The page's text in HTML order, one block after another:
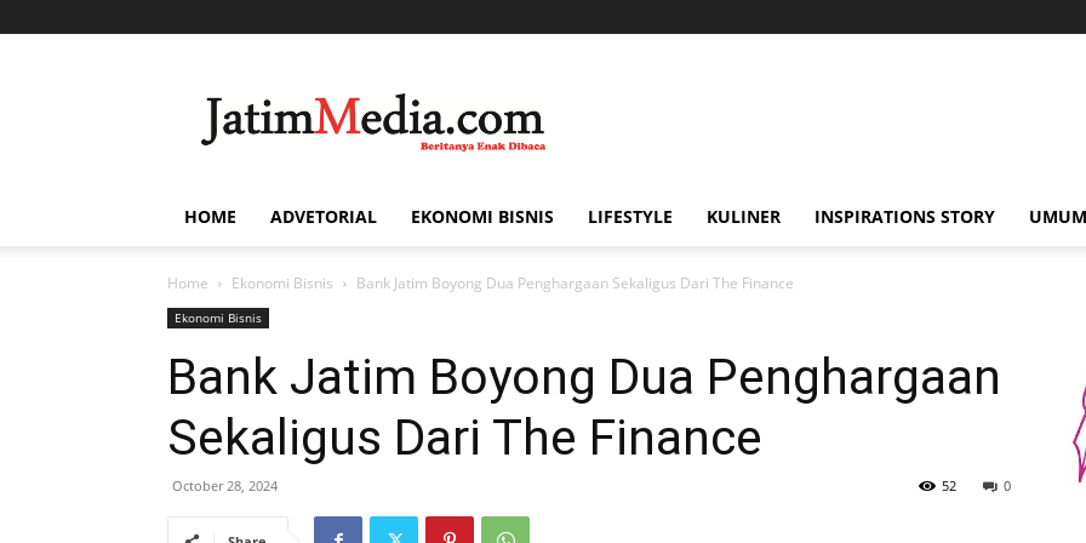
Media
HOME ADVETORIAL EKONOMI BISNIS LIFESTYLE KULINER INSPIRATIONS STORY UMUM
Home Ekonomi Bisnis Bank Jatim Boyong Dua Penghargaan Sekaligus Dari The Finance
Ekonomi Bisnis
Bank Jatim Boyong Dua Penghargaan
Sekaligus Dari The Finance
October 28, 2024 0
52